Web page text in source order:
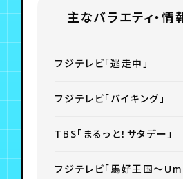
主なバラエティ・
フジテレビ「逃走中」
フジテレビ「バイキング」
TBS「まるっと！サタデー」
フジテレビ「馬好王国～